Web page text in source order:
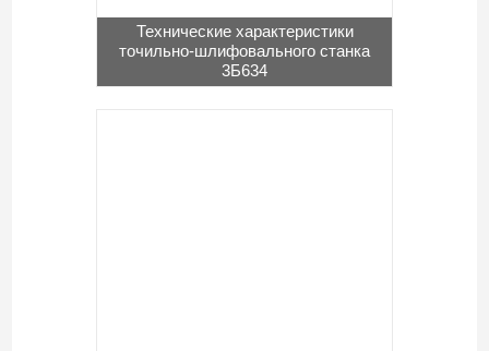
Технические характеристики
точильно-шлифовального станка
3Б634